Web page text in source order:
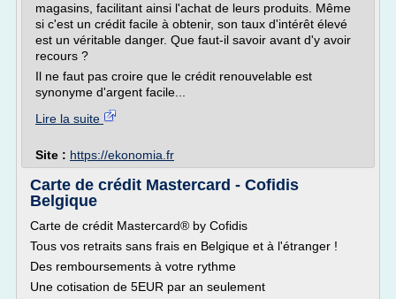
magasins, facilitant ainsi l'achat de leurs produits. Même
si c'est un crédit facile à obtenir, son taux d'intérêt élevé
est un véritable danger. Que faut-il savoir avant d'y avoir
recours ?
Il ne faut pas croire que le crédit renouvelable est
synonyme d'argent facile...
Lire la suite
Site : https://ekonomia.fr
Carte de crédit Mastercard - Cofidis
Belgique
Carte de crédit Mastercard® by Cofidis
Tous vos retraits sans frais en Belgique et à l'étranger !
Des remboursements à votre rythme
Une cotisation de 5EUR par an seulement